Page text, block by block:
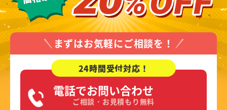
まずはお気軽にご相談を！
24時間受付対応！
ご相談・お見積もり無料
電話でお問い合わせ